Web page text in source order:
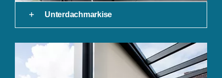
Unterdachmarkise